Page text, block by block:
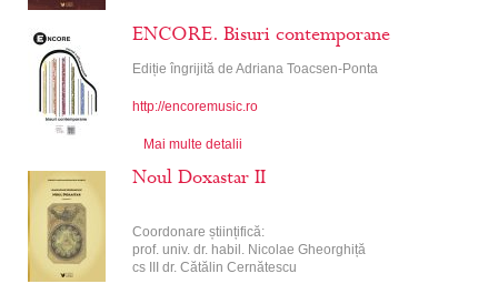
ENCORE. Bisuri contemporane
Ediție îngrijită de Adriana Toacsen-Ponta
http://encoremusic.ro
Mai multe detalii
Noul Doxastar II
Coordonare științifică:
prof. univ. dr. habil. Nicolae Gheorghiță
cs III dr. Cătălin Cernătescu